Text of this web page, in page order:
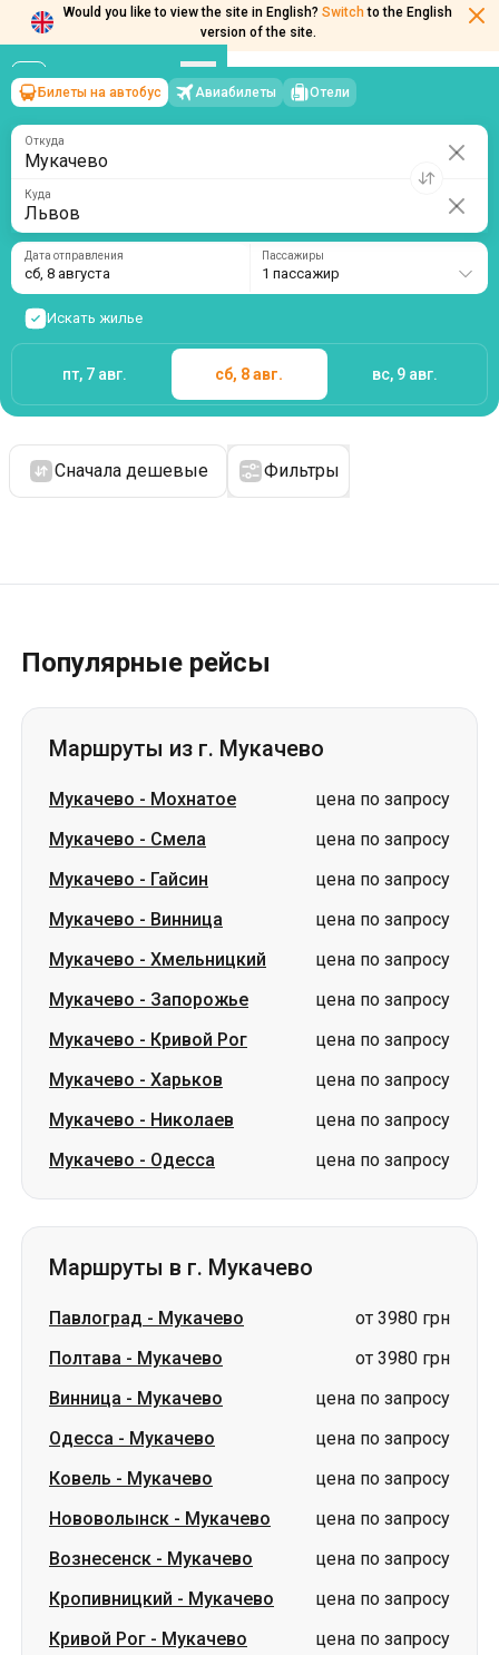
Would you like to view the site in English? Switch to the English
version of the site.
Мукачево→Львов
сб, 8 августа/1 пассажир
Билеты на автобус Авиабилеты Отели
Откуда
Куда
Дата отправления
сб, 8 августа
Пассажиры
1 пассажир
Искать жилье
пт, 7 авг. сб, 8 авг. вс, 9 авг.
Сначала дешевые Фильтры
Популярные рейсы
Маршруты из г. Мукачево
Мукачево - Мохнатое
цена по запросу
Мукачево - Смела
цена по запросу
Мукачево - Гайсин
цена по запросу
Мукачево - Винница
цена по запросу
Мукачево - Хмельницкий
цена по запросу
Мукачево - Запорожье
цена по запросу
Мукачево - Кривой Рог
цена по запросу
Мукачево - Харьков
цена по запросу
Мукачево - Николаев
цена по запросу
Мукачево - Одесса цена по запросу
Маршруты в г. Мукачево
Павлоград - Мукачево
от 3980 грн
Полтава - Мукачево
от 3980 грн
Винница - Мукачево
цена по запросу
Одесса - Мукачево
цена по запросу
Ковель - Мукачево
цена по запросу
Нововолынск - Мукачево
цена по запросу
Вознесенск - Мукачево
цена по запросу
Кропивницкий - Мукачево
цена по запросу
Кривой Рог - Мукачево
цена по запросу